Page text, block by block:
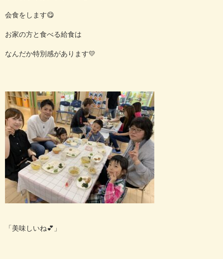
会食をします😋
お家の方と食べる給食は
なんだか特別感があります💛
「美味しいね💕 」